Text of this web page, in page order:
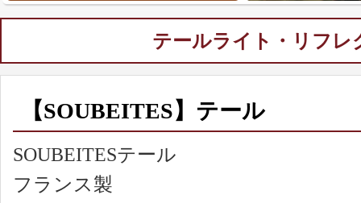
テールライト・リフレ
【SOUBEITES】テール
SOUBEITESテール
フランス製